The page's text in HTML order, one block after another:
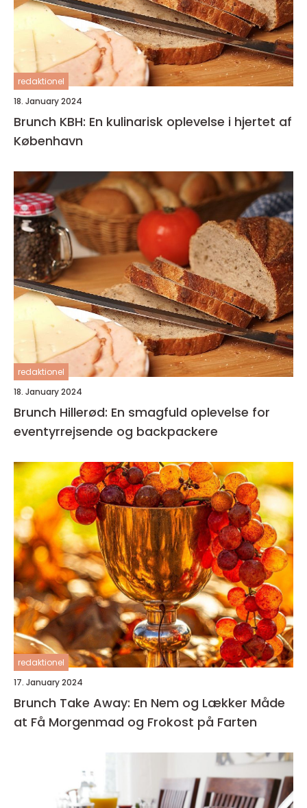
redaktionel
18. January 2024
Brunch KBH: En kulinarisk oplevelse i hjertet af
København
redaktionel
18. January 2024
Brunch Hillerød: En smagfuld oplevelse for
eventyrrejsende og backpackere
redaktionel
17. January 2024
Brunch Take Away: En Nem og Lækker Måde
at Få Morgenmad og Frokost på Farten